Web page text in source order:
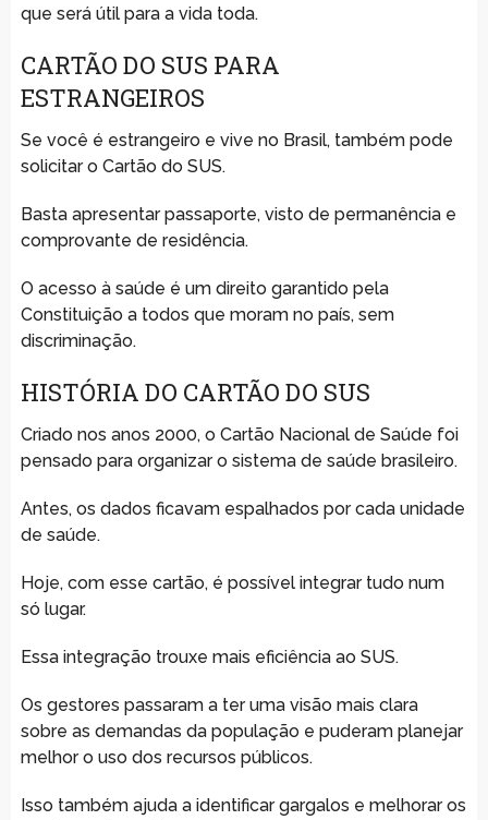
que será útil para a vida toda.
CARTÃO DO SUS PARA
ESTRANGEIROS
Se você é estrangeiro e vive no Brasil, também pode
solicitar o Cartão do SUS.
Basta apresentar passaporte, visto de permanência e
comprovante de residência.
O acesso à saúde é um direito garantido pela
Constituição a todos que moram no país, sem
discriminação.
HISTÓRIA DO CARTÃO DO SUS
Criado nos anos 2000, o Cartão Nacional de Saúde foi
pensado para organizar o sistema de saúde brasileiro.
Antes, os dados ficavam espalhados por cada unidade
de saúde.
Hoje, com esse cartão, é possível integrar tudo num
só lugar.
Essa integração trouxe mais eficiência ao SUS.
Os gestores passaram a ter uma visão mais clara
sobre as demandas da população e puderam planejar
melhor o uso dos recursos públicos.
Isso também ajuda a identificar gargalos e melhorar os